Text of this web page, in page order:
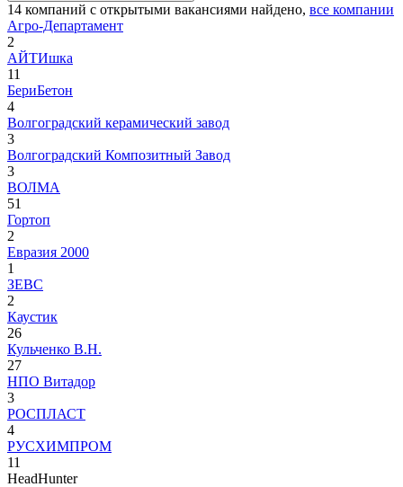
14 компаний с открытыми вакансиями найдено, все компании
Агро-Департамент
2
АЙТИшка
11
БериБетон
4
Волгоградский керамический завод
3
Волгоградский Композитный Завод
3
ВОЛМА
51
Гортоп
2
Евразия 2000
1
ЗЕВС
2
Каустик
26
Кульченко В.Н.
27
НПО Витадор
3
РОСПЛАСТ
4
РУСХИМПРОМ
11
HeadHunter